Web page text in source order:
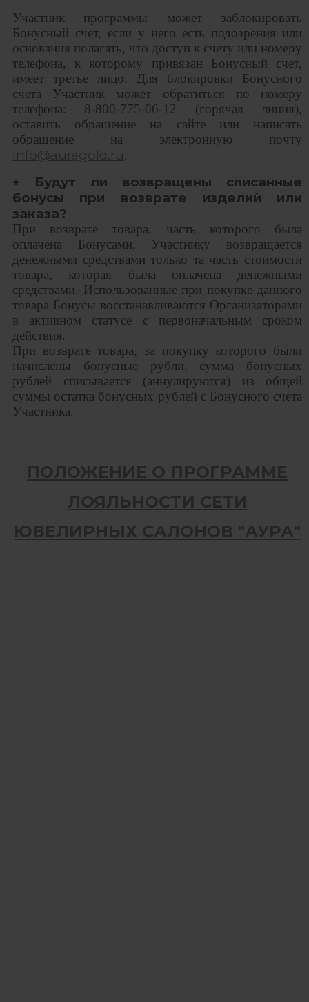
Участник программы может заблокировать
Бонусный счет, если у него есть подозрения или
основания полагать, что доступ к счету или номеру
телефона, к которому привязан Бонусный счет,
имеет третье лицо. Для блокировки Бонусного
счета Участник может обратиться по номеру
телефона: 8-800-775-06-12 (горячая линия),
оставить обращение на сайте или написать
обращение на электронную почту
.
+ Будут ли возвращены списанные
бонусы при возврате изделий или
заказа?
При возврате товара, часть которого была
оплачена Бонусами, Участнику возвращается
денежными средствами только та часть стоимости
товара, которая была оплачена денежными
средствами. Использованные при покупке данного
товара Бонусы восстанавливаются Организаторами
в активном статусе с первоначальным сроком
действия.
При возврате товара, за покупку которого были
начислены бонусные рубли, сумма бонусных
рублей списывается (аннулируются) из общей
суммы остатка бонусных рублей с Бонусного счета
Участника.